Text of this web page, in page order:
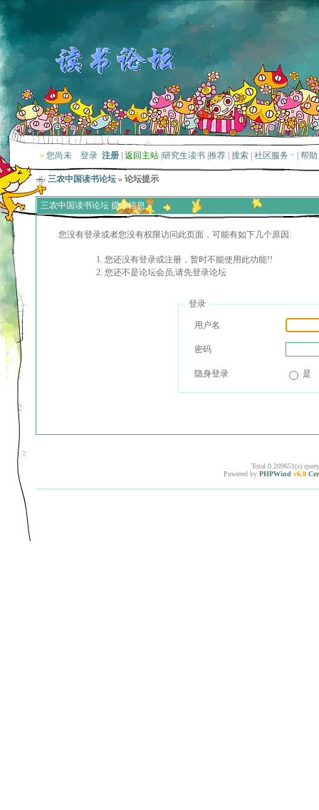
» 您尚未 登录 注册 返回主站 研究生读书 推荐 搜索 社区服务 帮助
三农中国读书论坛 » 论坛提示
三农中国读书论坛 提示信息
您没有登录或者您没有权限访问此页面，可能有如下几个原因:
您还没有登录或注册，暂时不能使用此功能!!
您还不是论坛会员,请先登录论坛
登录
用户名
密码
隐身登录 是
Total 0.209651(s)
Powered by PHPWind v6.0